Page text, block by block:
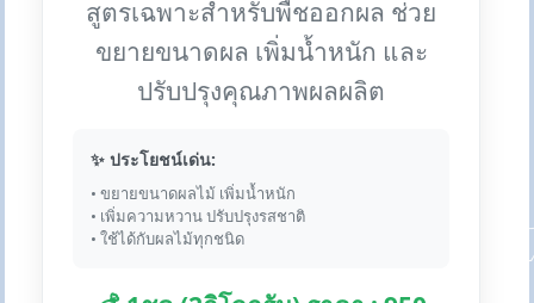
สูตรเฉพาะสำหรับพืชออกผล ช่วย
ขยายขนาดผล เพิ่มน้ำหนัก และ
ปรับปรุงคุณภาพผลผลิต
✨ ประโยชน์เด่น:
• ขยายขนาดผลไม้ เพิ่มน้ำหนัก
• เพิ่มความหวาน ปรับปรุงรสชาติ
• ใช้ได้กับผลไม้ทุกชนิด